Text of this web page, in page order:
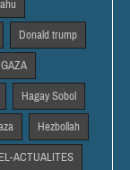
Donald trump
GAZA
Hagay Sobol
Hezbollah
ACTUALITES